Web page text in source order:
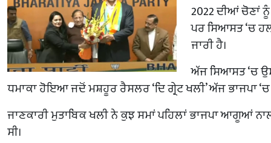
2022 ਦੀਆਂ ਚੋਣਾਂ
ਪਰ ਸਿਆਸਤ ‘ਚ
ਜਾਰੀ ਹੈ।
ਅੱਜ ਸਿਆਸਤ ‘ਚ
ਧਮਾਕਾ ਹੋਇਆ ਜਦੋਂ ਮਸ਼ਹੂਰ ਰੈਸਲਰ ‘ਦਿ ਗ੍ਰੇਟ ਖਲੀ’ ਅੱਜ ਭਾਜਪਾ
ਜਾਣਕਾਰੀ ਮੁਤਾਬਿਕ ਖਲੀ ਨੇ ਕੁਝ ਸਮਾਂ ਪਹਿਲਾਂ ਭਾਜਪਾ ਆਗੂਆਂ
ਸੀ।